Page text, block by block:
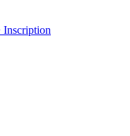
Inscription